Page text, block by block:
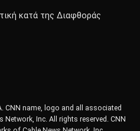
κατά της Διαφθοράς
CNN name, logo and all associated
Inc. All rights reserved. CNN